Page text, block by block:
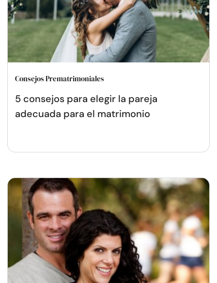
Consejos Prematrimoniales
5 consejos para elegir la pareja
adecuada para el matrimonio